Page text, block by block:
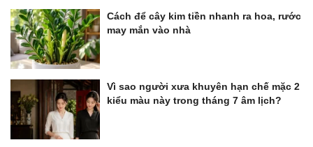
Cách để cây kim tiền nhanh ra hoa, rước
may mắn vào nhà
Vì sao người xưa khuyên hạn chế mặc 2
kiểu màu này trong tháng 7 âm lịch?